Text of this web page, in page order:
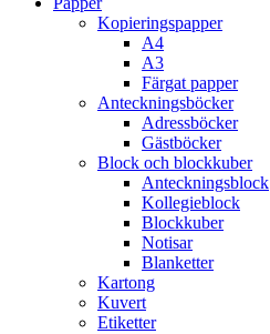
Kopieringspapper
A4
A3
Färgat papper
Anteckningsböcker
Adressböcker
Gästböcker
Block och blockkuber
Anteckningsblock
Kollegieblock
Blockkuber
Notisar
Blanketter
Kartong
Kuvert
Etiketter